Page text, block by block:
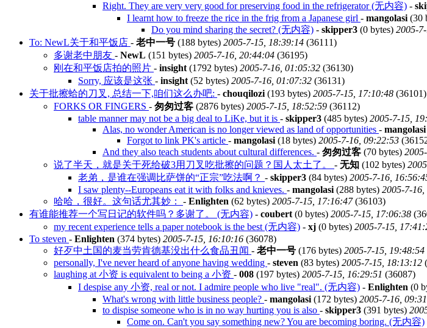
Right. They are very very good for preserving food in the refrigerator (无内容) -
I learnt how to freeze the rice in the frig from a Japanese girl - mangolasi(30
Do you mind sharing the secret? (无内容) - skipper3 (0 bytes) 2005-
To: NewL关于和平饭店 - 老中一号 (188 bytes) 2005-7-15, 18:39:14 (36111)
多谢老中朋友 - NewL (151 bytes) 2005-7-16, 20:44:04 (36195)
刚在和平饭店拍的照片 - insight(1792 bytes) 2005-7-16, 01:05:32 (36130)
Sorry, 应该是这张 - insight(52 bytes) 2005-7-16, 01:07:32 (36131)
关于批擦蛤的刀叉, 总结一下,咱们这么办吧: - chouqilozi(193 bytes) 2005-7-15, 17:10:48 (36101)
FORKS OR FINGERS - 匆匆过客 (2876 bytes) 2005-7-15, 18:52:59 (36112)
table manner may not be a big deal to LiKe, but it is - skipper3 (485 bytes) 2005-7-15,
Alas, no wonder American is no longer viewed as land of opportunities - mangolasi
Forgot to link PK's article - mangolasi(18 bytes) 2005-7-16, 09:22:53
And they also teach students about cultural differences. - 匆匆过客 (70 bytes)
说了半天，就是关于死给破3用刀叉吃批擦的问题？国人太土了。 - 无知 (102 bytes)
老弟，是谁在强调比萨饼的“正宗”吃法啊？ - skipper3 (84 bytes) 2005-7-16,
I saw plenty--Europeans eat it with folks and knieves. - mangolasi(288 bytes) 2005-7-
哈哈，很好。这句话尤其妙： - Enlighten (62 bytes) 2005-7-15, 17:16:47(36103)
有谁能推荐一个写日记的软件吗？多谢了。 (无内容) - coubert(0 bytes) 2005-7-15, 17:06:38
my recent experience tells a paper notebook is the best (无内容) - xj (0 bytes) 2005-7-15,
To steven - Enlighten (374 bytes) 2005-7-15, 16:10:16 (36078)
好歹中土国的麦当劳肯德基没出什么食品丑闻 - 老中一号 (176 bytes) 2005-7-15, 19:48:54
personally, I've never heard of anyone having wedding - steven (83 bytes) 2005-7-15, 18:13:12
laughing at 小资 is equivalent to being a 小资 - 008 (197 bytes) 2005-7-15, 16:29:51 (36087)
I despise any 小资, real or not. I admire people who live "real". (无内容) - Enlighten (0
What's wrong with little business people? - mangolasi(172 bytes) 2005-7-16,
to dispise someone who is in no way hurting you is also - skipper3 (391 bytes)
Come on. Can't you say something new? You are becoming boring. (无内容)